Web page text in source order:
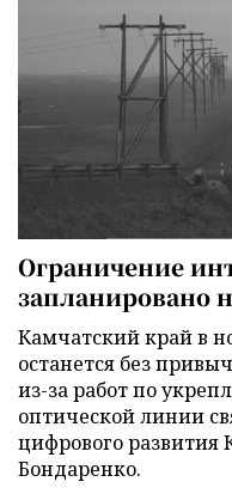
Ограничение
запланировано
Камчатский край в
останется без
из-за работ по
оптической линии
цифрового развития
Бондаренко.